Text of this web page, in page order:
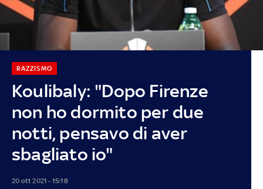
Koulibaly: "Dopo Firenze
non ho dormito per due
notti, pensavo di aver
sbagliato io"
RAZZISMO
20 ott 2021 - 15:18